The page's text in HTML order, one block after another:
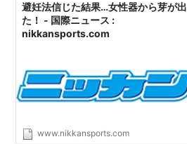
避妊法信じた結果…女性器から芽が出
た！ - 国際ニュース :
nikkansports.com
www.nikkansports.com